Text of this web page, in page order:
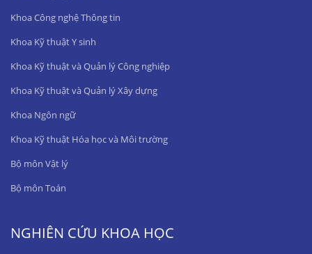
Khoa Công nghệ Thông tin
Khoa Kỹ thuật Y sinh
Khoa Kỹ thuật và Quản lý Công nghiệp
Khoa Kỹ thuật và Quản lý Xây dựng
Khoa Ngôn ngữ
Khoa Kỹ thuật Hóa học và Môi trường
Bộ môn Vật lý
Bộ môn Toán
NGHIÊN CỨU KHOA HỌC